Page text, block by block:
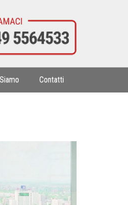
Contatti